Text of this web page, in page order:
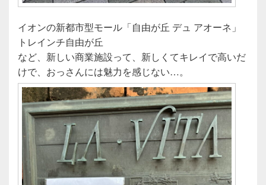
イオンの新都市型モール「自由が丘 デュ アオーネ」
トレインチ自由が丘
など、新しい商業施設って、新しくてキレイで高いだ
けで、おっさんには魅力を感じない…。